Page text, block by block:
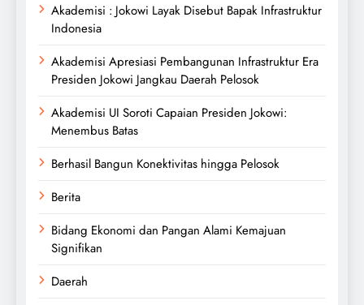
Akademisi : Jokowi Layak Disebut Bapak Infrastruktur
Indonesia
Akademisi Apresiasi Pembangunan Infrastruktur Era
Presiden Jokowi Jangkau Daerah Pelosok
Akademisi UI Soroti Capaian Presiden Jokowi:
Menembus Batas
Berhasil Bangun Konektivitas hingga Pelosok
Berita
Bidang Ekonomi dan Pangan Alami Kemajuan
Signifikan
Daerah